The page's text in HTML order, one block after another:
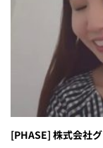
[PHASE] 株式会社